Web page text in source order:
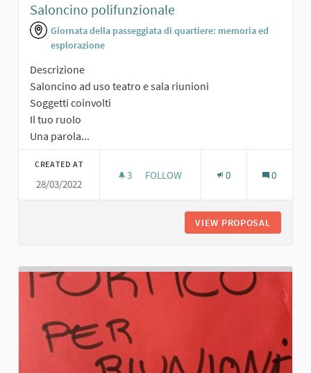
Saloncino polifunzionale
Giornata della passeggiata di quartiere: memoria ed
esplorazione
Descrizione
Saloncino ad uso teatro e sala riunioni
Soggetti coinvolti
Il tuo ruolo
Una parola...
CREATED AT
28/03/2022
3 3 FOLLOWERS
FOLLOW 0 0
VIEW PROPOSAL